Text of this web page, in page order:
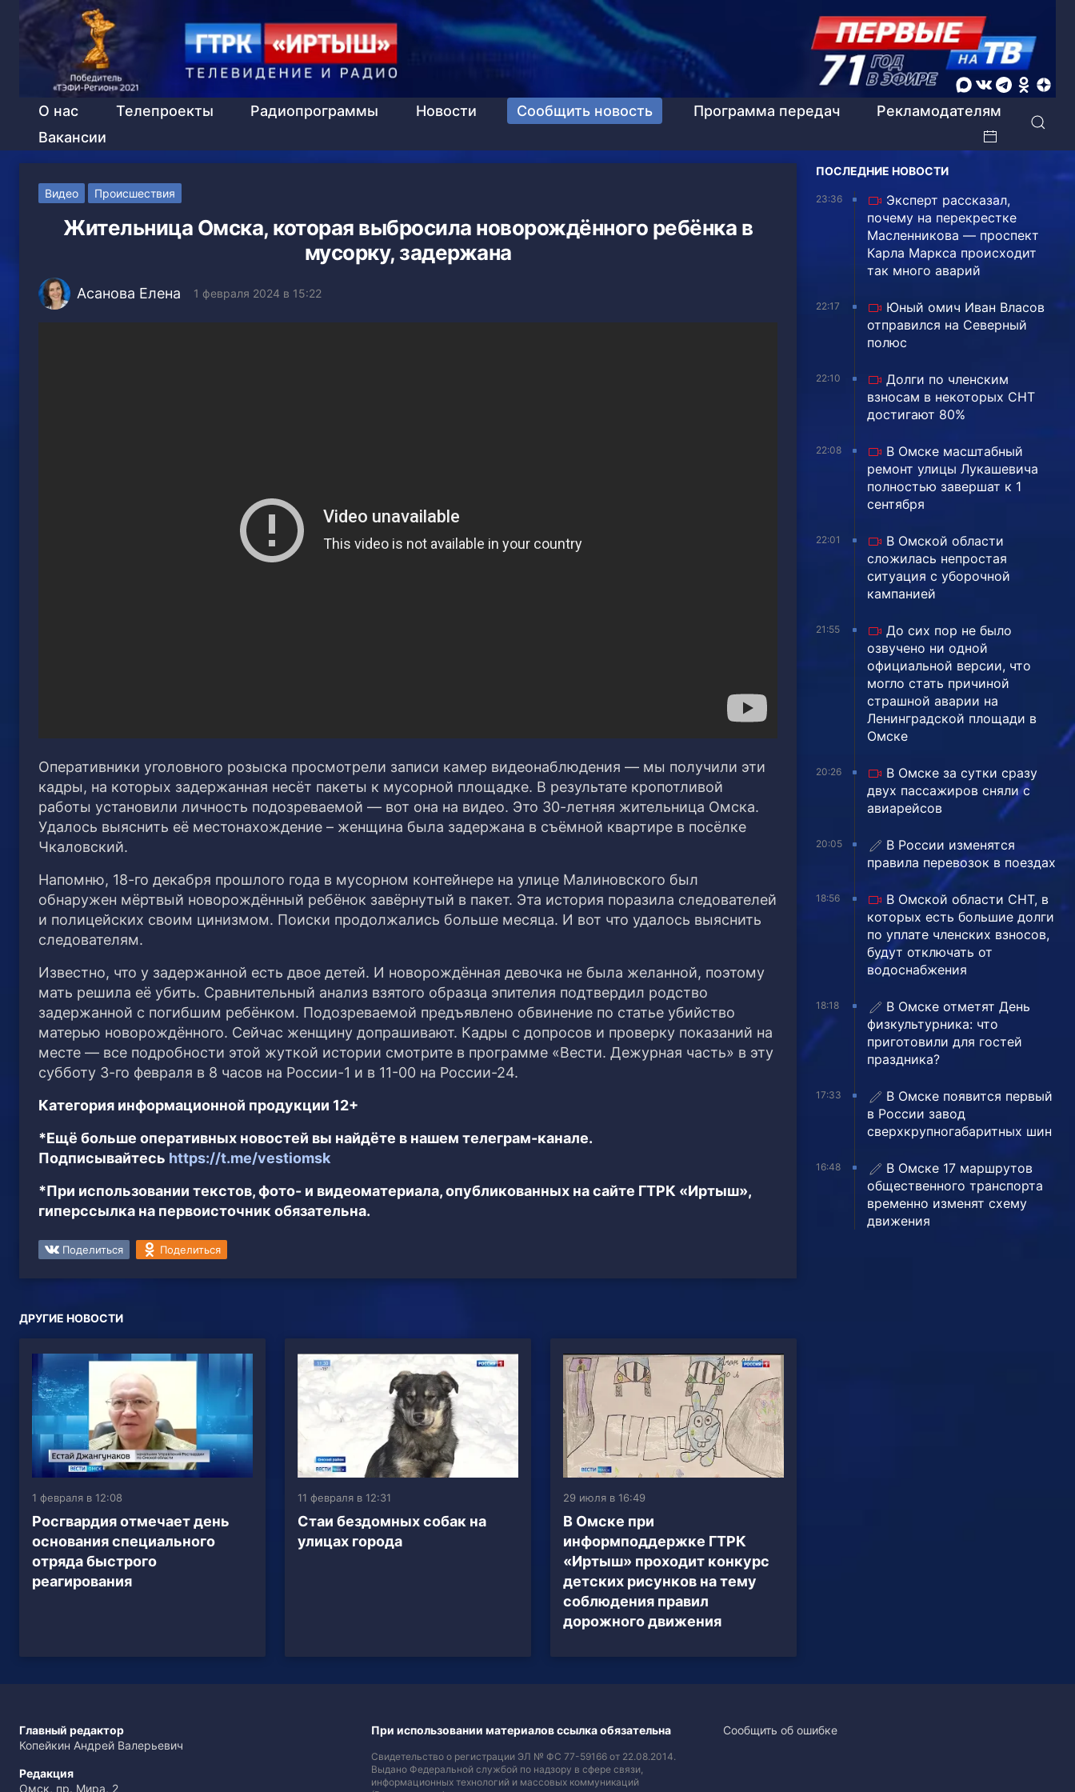
О нас Телепроекты Радиопрограммы Новости Сообщить новость Программа передач
Рекламодателям
Вакансии
Видео Происшествия
Жительница Омска, которая выбросила новорождённого ребёнка в
мусорку, задержана
Асанова Елена 1 февраля 2024 в 15:22
Оперативники уголовного розыска просмотрели записи камер видеонаблюдения — мы получили эти
кадры, на которых задержанная несёт пакеты к мусорной площадке. В результате кропотливой
работы установили личность подозреваемой — вот она на видео. Это 30-летняя жительница Омска.
Удалось выяснить её местонахождение – женщина была задержана в съёмной квартире в посёлке
Чкаловский.
Напомню, 18-го декабря прошлого года в мусорном контейнере на улице Малиновского был
обнаружен мёртвый новорождённый ребёнок завёрнутый в пакет. Эта история поразила следователей
и полицейских своим цинизмом. Поиски продолжались больше месяца. И вот что удалось выяснить
следователям.
Известно, что у задержанной есть двое детей. И новорождённая девочка не была желанной, поэтому
мать решила её убить. Сравнительный анализ взятого образца эпителия подтвердил родство
задержанной с погибшим ребёнком. Подозреваемой предъявлено обвинение по статье убийство
матерью новорождённого. Сейчас женщину допрашивают. Кадры с допросов и проверку показаний на
месте — все подробности этой жуткой истории смотрите в программе «Вести. Дежурная часть» в эту
субботу 3-го февраля в 8 часов на России-1 и в 11-00 на России-24.
Категория информационной продукции 12+
*Ещё больше оперативных новостей вы найдёте в нашем телеграм-канале.
Подписывайтесь https://t.me/vestiomsk
*При использовании текстов, фото- и видеоматериала, опубликованных на сайте ГТРК «Иртыш»,
гиперссылка на первоисточник обязательна.
Поделиться Поделиться
ДРУГИЕ НОВОСТИ
1 февраля в 12:08
Росгвардия отмечает день
основания специального
отряда быстрого
реагирования
11 февраля в 12:31
Стаи бездомных собак на
улицах города
29 июля в 16:49
В Омске при
информподдержке ГТРК
«Иртыш» проходит конкурс
детских рисунков на тему
соблюдения правил
дорожного движения
ПОСЛЕДНИЕ НОВОСТИ
23:36
Эксперт рассказал,
почему на перекрестке
Масленникова — проспект
Карла Маркса происходит
так много аварий
22:17
Юный омич Иван Власов
отправился на Северный
полюс
22:10
Долги по членским
взносам в некоторых СНТ
достигают 80%
22:08
В Омске масштабный
ремонт улицы Лукашевича
полностью завершат к 1
сентября
22:01
В Омской области
сложилась непростая
ситуация с уборочной
кампанией
21:55
До сих пор не было
озвучено ни одной
официальной версии, что
могло стать причиной
страшной аварии на
Ленинградской площади в
Омске
20:26
В Омске за сутки сразу
двух пассажиров сняли с
авиарейсов
20:05
В России изменятся
правила перевозок в поездах
18:56
В Омской области СНТ, в
которых есть большие долги
по уплате членских взносов,
будут отключать от
водоснабжения
18:18
В Омске отметят День
физкультурника: что
приготовили для гостей
праздника?
17:33
В Омске появится первый
в России завод
сверхкрупногабаритных шин
16:48
В Омске 17 маршрутов
общественного транспорта
временно изменят схему
движения
Главный редактор
Копейкин Андрей Валерьевич
Редакция
Омск, пр. Мира, 2
При использовании материалов ссылка обязательна
Свидетельство о регистрации ЭЛ № ФС 77-59166 от 22.08.2014.
Выдано Федеральной службой по надзору в сфере связи,
информационных технологий и массовых коммуникаций
Сообщить об ошибке